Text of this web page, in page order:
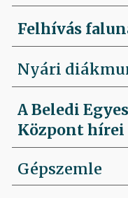
Felhívás
Nyári
A Beledi
Központ
Gépszemle